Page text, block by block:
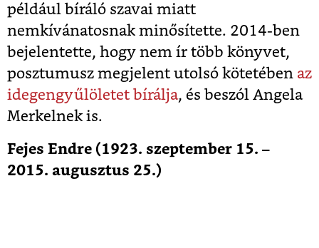
például bíráló szavai miatt
nemkívánatosnak minősítette. 2014-ben
bejelentette, hogy nem ír több könyvet,
posztumusz megjelent utolsó kötetében az
idegengyűlöletet bírálja, és beszól Angela
Merkelnek is.
Fejes Endre (1923. szeptember 15. –
2015. augusztus 25.)